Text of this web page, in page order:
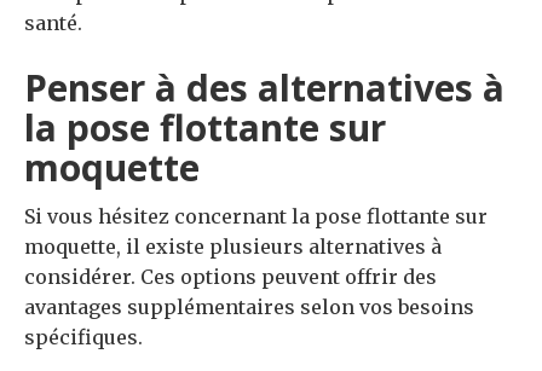
santé.
Penser à des alternatives à
la pose flottante sur
moquette
Si vous hésitez concernant la pose flottante sur
moquette, il existe plusieurs alternatives à
considérer. Ces options peuvent offrir des
avantages supplémentaires selon vos besoins
spécifiques.